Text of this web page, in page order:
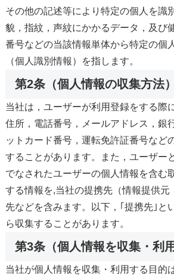
その他の記述等により特定の個人を識
貌，指紋，声紋にかかるデータ，及び
番号などの当該情報単体から特定の個
（個人識別情報）を指します。
第2条（個人情報の収集方法）
当社は，ユーザーが利用登録をする際
住所，電話番号，メールアドレス，銀
ットカード番号，運転免許証番号など
することがあります。また，ユーザー
でなされたユーザーの個人情報を含む
する情報を,当社の提携先（情報提供元
先などを含みます。以下，｢提携先｣と
ら収集することがあります。
第3条（個人情報を収集・利
当社が個人情報を収集・利用する目的